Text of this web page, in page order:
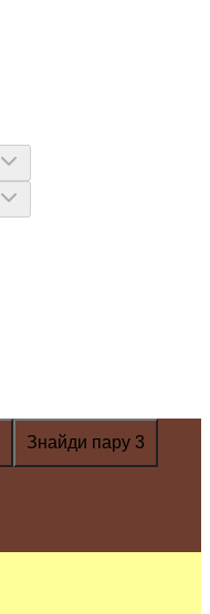
Знайди пару 3